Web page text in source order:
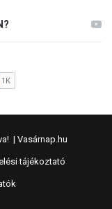
| Vasárnap.hu
tájékoztató